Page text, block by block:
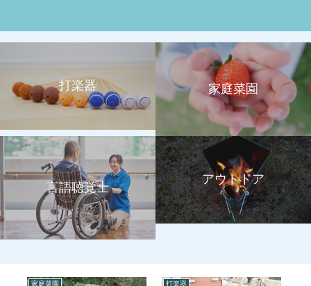
打楽器 家庭菜園
言語聴覚士
アウトドア
家庭菜園 打楽器